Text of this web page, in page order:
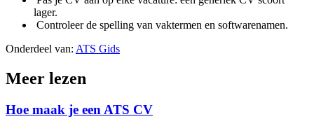
lager.
Controleer de spelling van vaktermen en softwarenamen.
Onderdeel van: ATS Gids
Meer lezen
Hoe maak je een ATS CV